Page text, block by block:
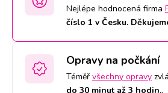
Nejlépe hodnocená firma
číslo 1 v Česku.
Opravy na počkání
Téměř všechny opravy
do 30 minut až 3 hodin..